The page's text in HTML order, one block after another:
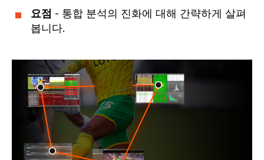
요점 - 통합 분석의 진화에 대해 간략하게 살펴
봅니다.